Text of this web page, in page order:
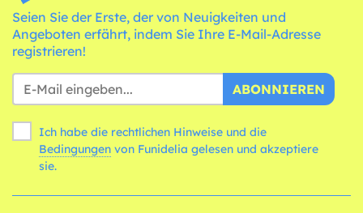
Seien Sie der Erste, der von Neuigkeiten und
Angeboten erfährt, indem Sie Ihre E-Mail-Adresse
registrieren!
ABONNIEREN
Ich habe die rechtlichen Hinweise und die
Bedingungen
sie.